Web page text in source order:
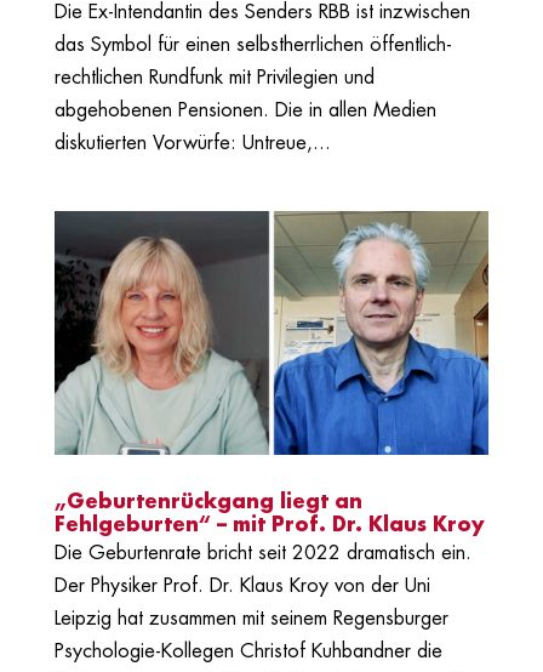
Die Ex-Intendantin des Senders RBB ist inzwischen
das Symbol für einen selbstherrlichen öffentlich-
rechtlichen Rundfunk mit Privilegien und
abgehobenen Pensionen. Die in allen Medien
diskutierten Vorwürfe: Untreue,...
„Geburtenrückgang liegt an
Fehlgeburten“ – mit Prof. Dr. Klaus Kroy
Die Geburtenrate bricht seit 2022 dramatisch ein.
Der Physiker Prof. Dr. Klaus Kroy von der Uni
Leipzig hat zusammen mit seinem Regensburger
Psychologie-Kollegen Christof Kuhbandner die